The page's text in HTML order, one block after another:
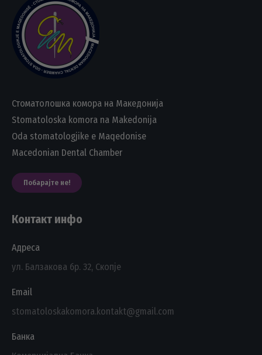
Стоматолошка комора на Македонија
Stomatoloska komora na Makedonija
Oda stomatologjike e Maqedonise
Macedonian Dental Chamber
Побарајте не!
Контакт инфо
Адреса
ул. Балзакова бр. 32, Скопје
Email
stomatoloskakomora.kontakt@gmail.com
Банка